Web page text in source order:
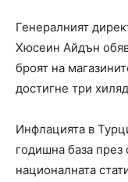
Генералният
Хюсеин Айдън
броят на
достигне три
Инфлацията в
годишна база
националната